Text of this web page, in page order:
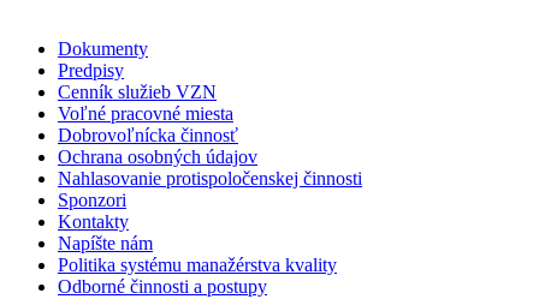
Dokumenty
Predpisy
Cenník služieb VZN
Voľné pracovné miesta
Dobrovoľnícka činnosť
Ochrana osobných údajov
Nahlasovanie protispoločenskej činnosti
Sponzori
Kontakty
Napíšte nám
Politika systému manažérstva kvality
Odborné činnosti a postupy